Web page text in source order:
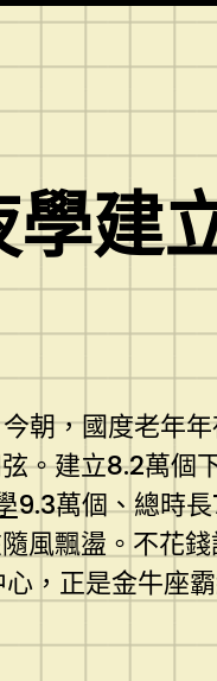
建
朝，國度老年
。建立8.2萬個
9.3萬個、總時
風飄盪。不花
，正是金牛座